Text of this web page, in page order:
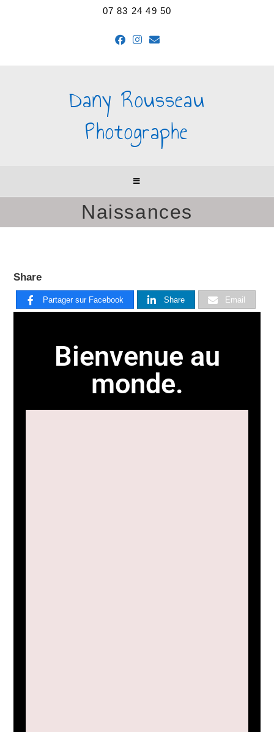
07 83 24 49 50
Dany Rousseau
Photographe
Naissances
Share
Partager sur Facebook Share Email
Bienvenue au
monde.